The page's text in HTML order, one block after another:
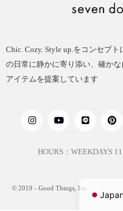
Chic. Cozy. Style up.をコンセプ
の日常に静かに寄り添い、確か
アイテムを提案しています
HOURS：WEEKDAYS
© 2019 - Good Things, Inc.